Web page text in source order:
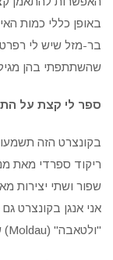
באופן כללי כמות
בר-מזל שיש לי
שהשתתפתי בהן
ספר לי קצת על
בקונצרט הזה
ריקוד ספרדי מאת
שפור ושתי יצירות
אני אנגן בקונצרט
"ולטאבה" (Moldau) של סמטנה.